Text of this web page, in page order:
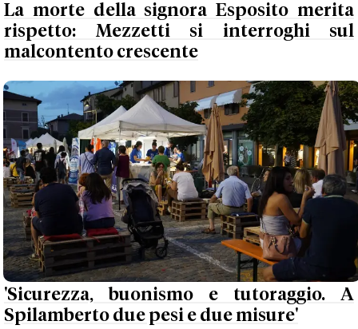
La morte della signora Esposito merita
rispetto: Mezzetti si interroghi sul
malcontento crescente
'Sicurezza, buonismo e tutoraggio. A
Spilamberto due pesi e due misure'